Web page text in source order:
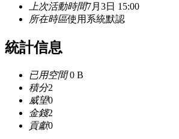
上次活動時間7月3日 15:00
所在時區使用系統默認
統計信息
已用空間0 B
積分2
威望0
金錢2
貢獻0